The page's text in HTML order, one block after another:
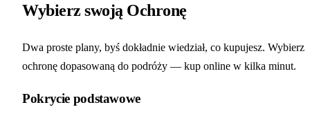
Wybierz swoją Ochronę
Dwa proste plany, byś dokładnie wiedział, co kupujesz. Wybierz
ochronę dopasowaną do podróży — kup online w kilka minut.
Pokrycie podstawowe